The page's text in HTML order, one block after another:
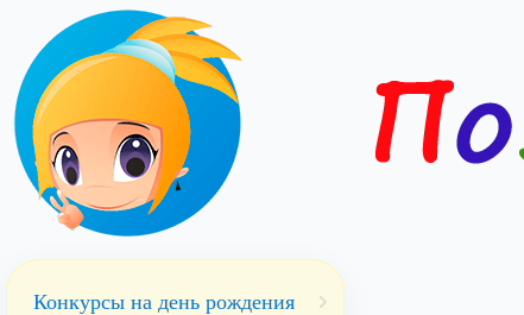
Конкурсы на день рождения